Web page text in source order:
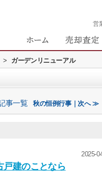
営
> ガーデンリニューアル
事一覧 秋の恒例行事｜次へ ≫
2025-
戸建のことなら